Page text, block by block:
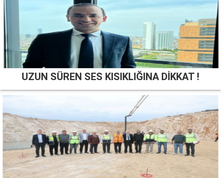
UZUN SÜREN SES KISIKLIĞINA DİKKAT !